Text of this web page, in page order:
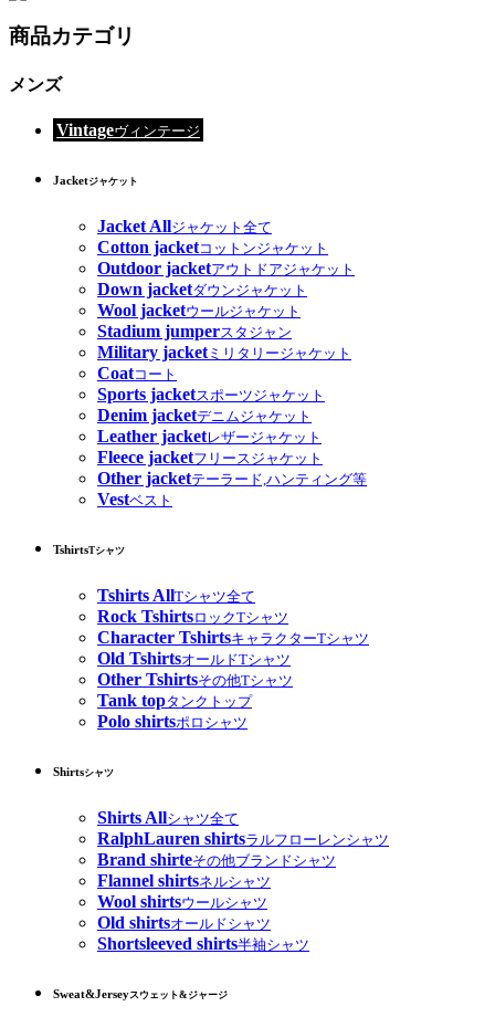
商品カテゴリ
メンズ
Vintageヴィンテージ
Jacketジャケット
Jacket Allジャケット全て
Cotton jacketコットンジャケット
Outdoor jacketアウトドアジャケット
Down jacketダウンジャケット
Wool jacketウールジャケット
Stadium jumperスタジャン
Military jacketミリタリージャケット
Coatコート
Sports jacketスポーツジャケット
Denim jacketデニムジャケット
Leather jacketレザージャケット
Fleece jacketフリースジャケット
Other jacketテーラード,ハンティング等
Vestベスト
TshirtsTシャツ
Tshirts AllTシャツ全て
Rock TshirtsロックTシャツ
Character TshirtsキャラクターTシャツ
Old TshirtsオールドTシャツ
Other Tshirtsその他Tシャツ
Tank topタンクトップ
Polo shirtsポロシャツ
Shirtsシャツ
Shirts Allシャツ全て
RalphLauren shirtsラルフローレンシャツ
Brand shirteその他ブランドシャツ
Flannel shirtsネルシャツ
Wool shirtsウールシャツ
Old shirtsオールドシャツ
Shortsleeved shirts半袖シャツ
Sweat&Jerseyスウェット&ジャージ